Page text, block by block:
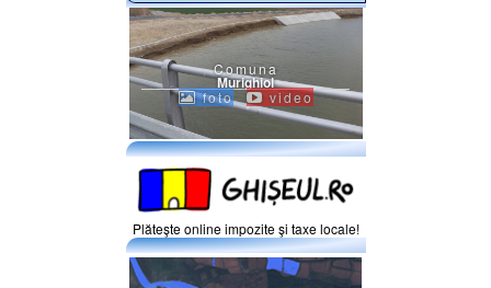
Comuna
Murighiol
foto video
Plăteşte online impozite şi taxe locale!